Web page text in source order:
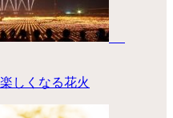
しくなる花火